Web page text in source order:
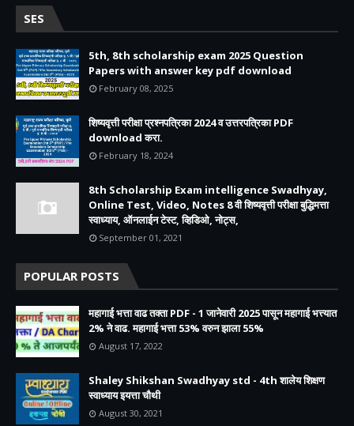
SES
5th, 8th scholarship exam 2025 Question
Papers with answer key pdf download
February 08, 2025
शिष्यवृत्ती परीक्षा प्रश्नपत्रिका 2024 व उत्तरपत्रिका PDF
download करा.
February 18, 2024
8th Scholarship Exam intelligence Swadhyay,
Online Test, Video, Notes 8 वी शिष्यवृत्ती परीक्षा बुद्धिमत्ता
स्वाध्याय, ऑनलाईन टेस्ट, व्हिडिओ, नोट्स,
September 01, 2021
POPULAR POSTS
महागाई भत्ता वाढ तक्ता PDF - 1 जानेवारी 2025 पासून महागाई भत्त्यात
2% ने वाढ. महागाई भत्ता 53% वरुन झाला 55%
August 17, 2022
Shaley Shikshan Swadhyay std - 4th शालेय शिक्षण
स्वाध्याय इयत्ता चौथी
August 30, 2021